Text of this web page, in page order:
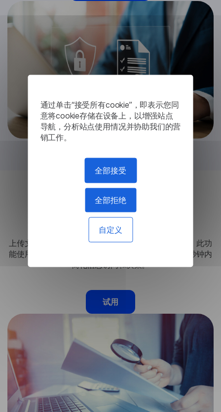
通过单击“接受所有cookie”，即表示您同
意将cookie存储在设备上，以增强站点
导航，分析站点使用情况并协助我们的营
销工作。
全部接受
全部拒绝
自定义
知识提取
上传文件或输入文本以快速分析数据并从中提取答案。此功
能使用高级人工智能为您的查询提供精确响应，在几秒钟内
简化信息访问和决策。
试用